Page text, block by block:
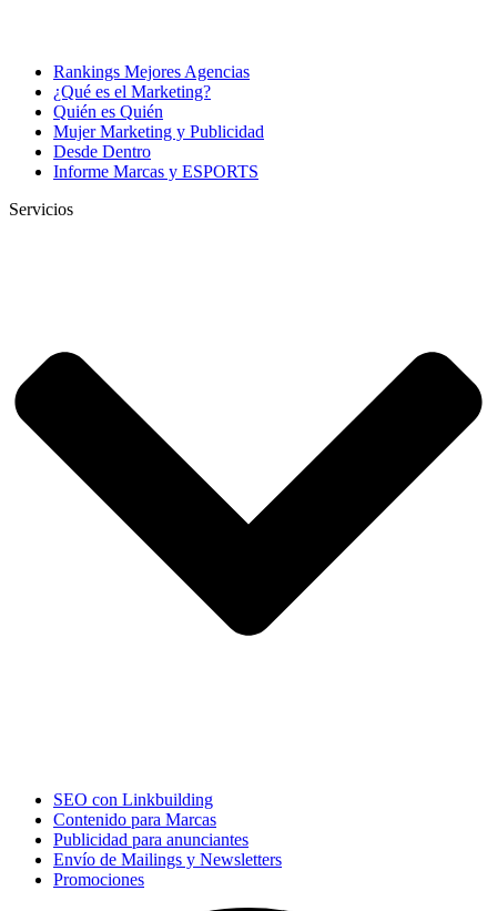
Rankings Mejores Agencias
¿Qué es el Marketing?
Quién es Quién
Mujer Marketing y Publicidad
Desde Dentro
Informe Marcas y ESPORTS
Servicios
SEO con Linkbuilding
Contenido para Marcas
Publicidad para anunciantes
Envío de Mailings y Newsletters
Promociones